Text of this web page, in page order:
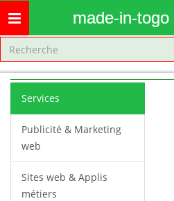
Toggle
navigation
made-in-togo
Services
Publicité & Marketing
web
Sites web & Applis
métiers